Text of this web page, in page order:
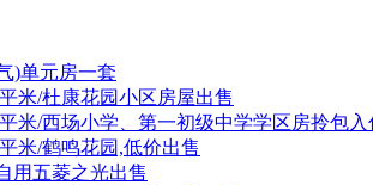
)单元房一套
米/杜康花园小区房屋出售
米/西场小学、第一初级中学学区房拎包入
米/鹤鸣花园,低价出售
用五菱之光出售